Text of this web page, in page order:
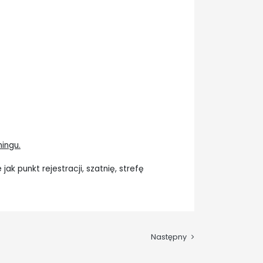
jak punkt rejestracji, szatnię, strefę
Następny